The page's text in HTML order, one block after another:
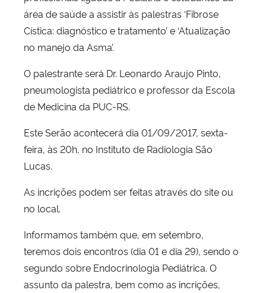
área de saúde a assistir às palestras ‘Fibrose
Cística: diagnóstico e tratamento’ e ‘Atualização
no manejo da Asma’.
O palestrante será Dr. Leonardo Araujo Pinto,
pneumologista pediátrico e professor da Escola
de Medicina da PUC-RS.
Este Serão acontecerá dia 01/09/2017, sexta-
feira, às 20h, no Instituto de Radiologia São
Lucas.
As incrições podem ser feitas através do site ou
no local.
Informamos também que, em setembro,
teremos dois encontros (dia 01 e dia 29), sendo o
segundo sobre Endocrinologia Pediátrica. O
assunto da palestra, bem como as incrições,